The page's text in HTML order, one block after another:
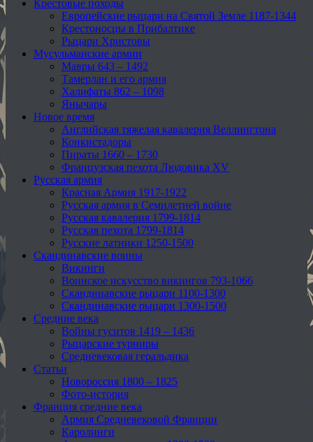
Крестовые походы
Европейские рыцари на Святой Земле 1187-1344
Крестоносцы в Прибалтике
Рыцари Христовы
Мусульманские армии
Мавры 643 – 1492
Тамерлан и его армия
Халифаты 862 – 1098
Янычары
Новое время
Английская тяжелая кавалерия Веллингтона
Конкистадоры
Пираты 1660 – 1730
Французская пехота Людовика XV
Русская армия
Красная Армия 1917-1922
Русская армия в Семилетней войне
Русская кавалерия 1799-1814
Русская пехота 1799-1814
Русские латники 1250-1500
Скандинавские воины
Викинги
Воинское искусство викингов 793-1066
Скандинавские рыцари 1100-1300
Скандинавские рыцари 1300-1500
Средние века
Войны гуситов 1419 – 1436
Рыцарские турниры
Средневековая геральдика
Статьи
Новороссия 1800 – 1825
Фото-история
Франция средние века
Армия Средневековой Франции
Каролинги